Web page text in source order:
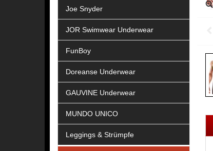
Joe Snyder
JOR Swimwear Underwear
FunBoy
Doreanse Underwear
GAUVINE Underwear
MUNDO UNICO
Leggings & Strümpfe